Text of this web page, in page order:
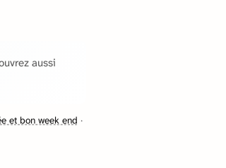
aussi
et bon week end ·